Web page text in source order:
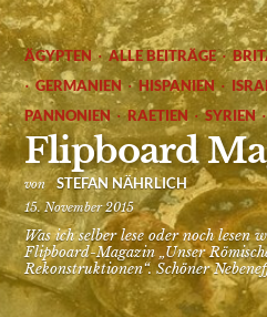
ÄGYPTEN · ALLE BEITRÄGE ·
· GERMANIEN · HISPANIEN ·
PANNONIEN · RAETIEN · SYRIEN ·
Flipboard
von STEFAN NÄHRLICH
15. November 2015
Was ich selber lese oder noch lesen
Flipboard-Magazin „Unser
Rekonstruktionen“. Schöner